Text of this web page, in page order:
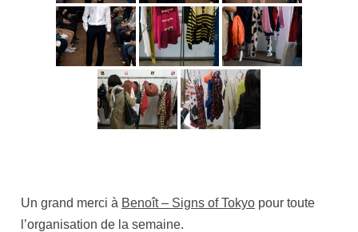
Un grand merci à Benoît – Signs of Tokyo pour toute
l’organisation de la semaine.